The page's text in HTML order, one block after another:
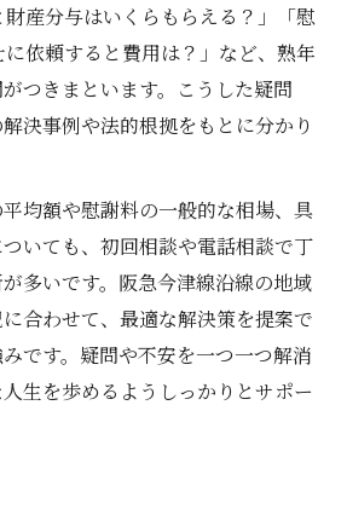
財産分与はいくらもらえる？」「慰
依頼すると費用は？」など、熟年
つきまといます。こうした疑問
決事例や法的根拠をもとに分かり
均額や慰謝料の一般的な相場、具
いても、初回相談や電話相談で丁
多いです。阪急今津線沿線の地域
合わせて、最適な解決策を提案で
です。疑問や不安を一つ一つ解消
生を歩めるようしっかりとサポー